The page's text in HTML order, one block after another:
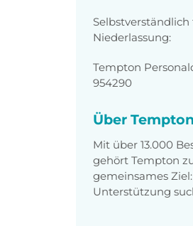
Niederlassung:
Tempton
954290
Über Tempton
Mit über 13.000
gehört Tempton
gemeinsames
Unterstützung